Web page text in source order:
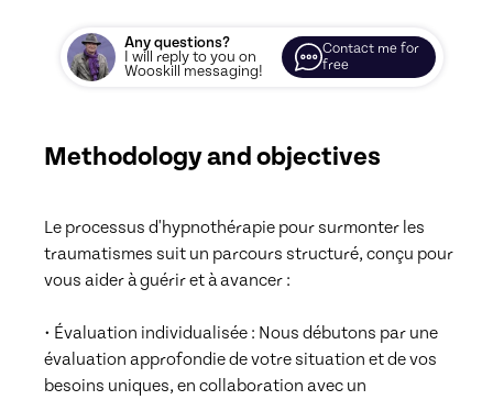
Any questions?
I will reply to you on
Wooskill messaging!
Contact me for
free
Methodology and objectives
Le processus d'hypnothérapie pour surmonter les
traumatismes suit un parcours structuré, conçu pour
vous aider à guérir et à avancer :
• Évaluation individualisée : Nous débutons par une
évaluation approfondie de votre situation et de vos
besoins uniques, en collaboration avec un